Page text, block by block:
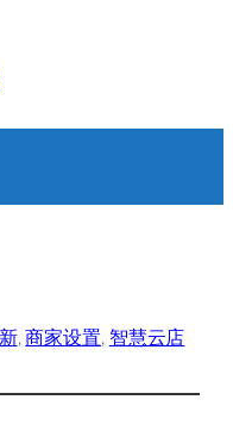
, 商家设置, 智慧云店